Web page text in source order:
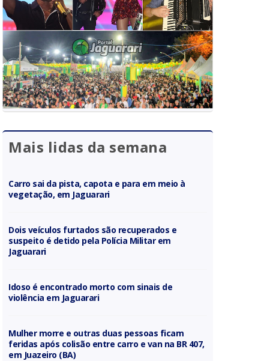
Mais lidas da semana
Carro sai da pista, capota e para em meio à
vegetação, em Jaguarari
Dois veículos furtados são recuperados e
suspeito é detido pela Polícia Militar em
Jaguarari
Idoso é encontrado morto com sinais de
violência em Jaguarari
Mulher morre e outras duas pessoas ficam
feridas após colisão entre carro e van na BR 407,
em Juazeiro (BA)